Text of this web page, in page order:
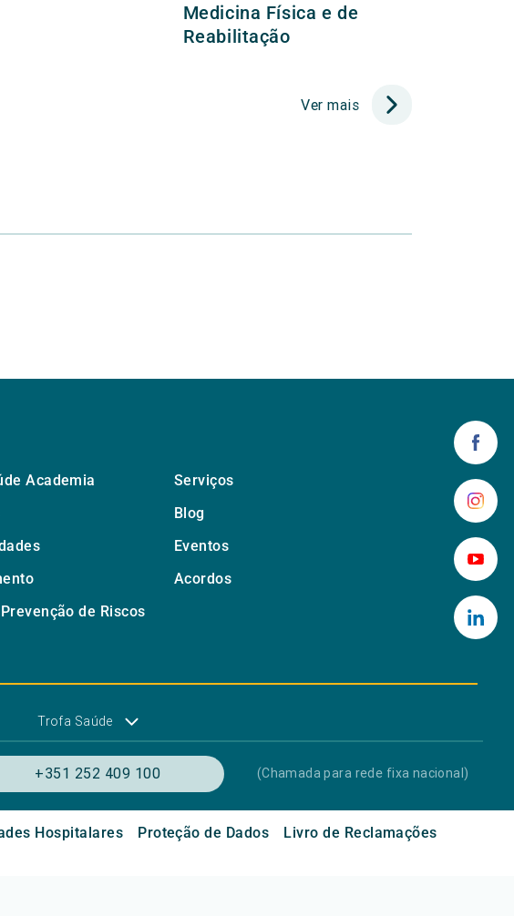
Medicina Física e de
Reabilitação
Ver mais
Academia
Serviços
Blog
Eventos
Acordos
de Riscos
Trofa Saúde
+351 252 409 100 (Chamada para rede fixa nacional)
Hospitalares Proteção de Dados
Livro de Reclamações